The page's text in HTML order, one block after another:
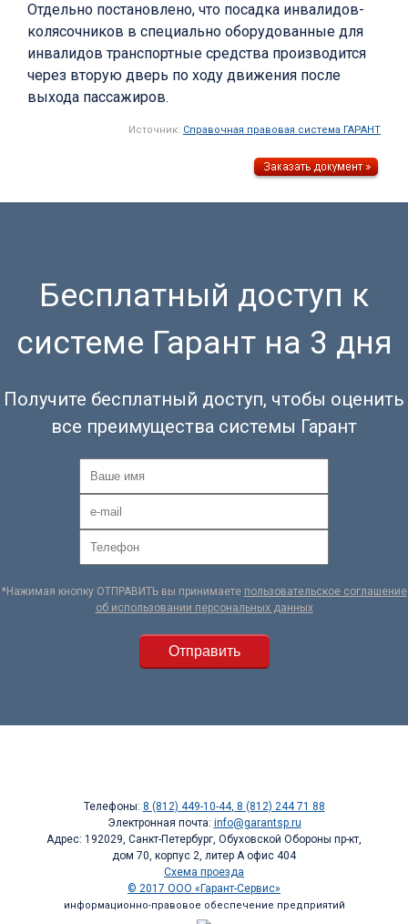
Отдельно постановлено, что посадка инвалидов-
колясочников в специально оборудованные для
инвалидов транспортные средства производится
через вторую дверь по ходу движения после
выхода пассажиров.
Источник: Справочная правовая система ГАРАНТ
Бесплатный доступ к
системе Гарант на 3 дня
Получите бесплатный доступ, чтобы оценить
все преимущества системы Гарант
*Нажимая кнопку ОТПРАВИТЬ вы принимаете пользовательское соглашение
об использовании персональных данных
Телефоны: 8 (812) 449-10-44, 8 (812) 244 71 88
Электронная почта: info@garantsp.ru
Адрес: 192029, Санкт-Петербург, Обуховской Обороны пр-кт,
дом 70, корпус 2, литер А офис 404
Схема проезда
© 2017 ООО «Гарант-Сервис»
информационно-правовое обеспечение предприятий